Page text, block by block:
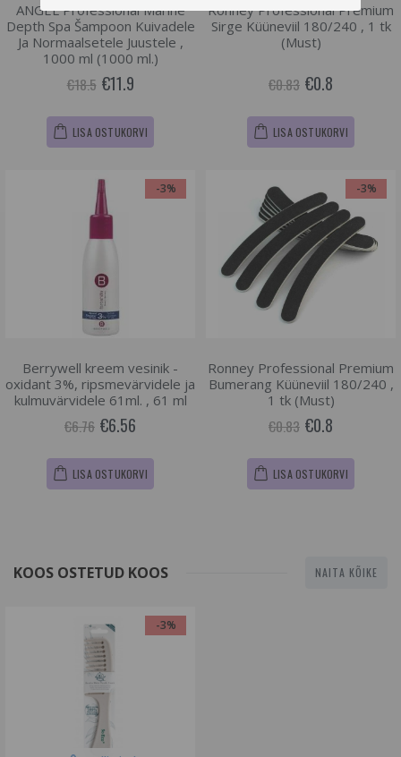
ANGEL Professional Marine
Depth Spa Šampoon Kuivadele
Ja Normaalsetele Juustele ,
1000 ml (1000 ml.)
€18.5 €11.9
LISA OSTUKORVI
Ronney Professional Premium
Sirge Küüneviil 180/240 , 1 tk
(Must)
€0.83 €0.8
LISA OSTUKORVI
-3%
Berrywell kreem vesinik -
oxidant 3%, ripsmevärvidele ja
kulmuvärvidele 61ml. , 61 ml
€6.76 €6.56
LISA OSTUKORVI
-3%
Ronney Professional Premium
Bumerang Küüneviil 180/240 ,
1 tk (Must)
€0.83 €0.8
LISA OSTUKORVI
KOOS OSTETUD KOOS NAITA KÕIKE
-3%